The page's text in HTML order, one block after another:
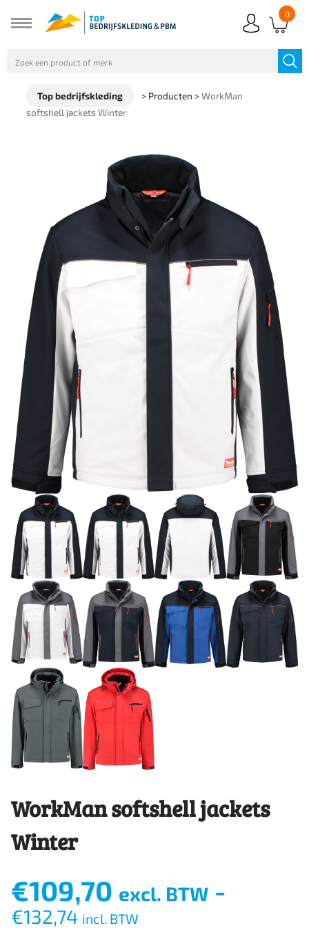
0
Top bedrijfskleding > Producten >WorkMan
softshell jackets Winter
WorkMan softshell jackets
Winter
€109,70 excl. BTW -
€132,74 incl. BTW